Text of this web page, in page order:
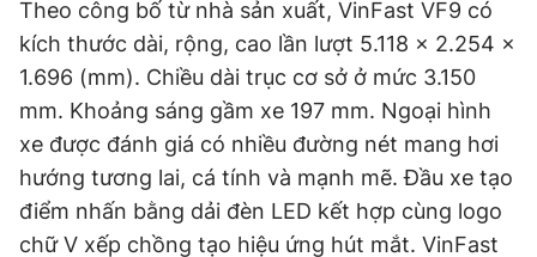
Theo công bố từ nhà sản xuất, VinFast VF9 có
kích thước dài, rộng, cao lần lượt 5.118 x 2.254 x
1.696 (mm). Chiều dài trục cơ sở ở mức 3.150
mm. Khoảng sáng gầm xe 197 mm. Ngoại hình
xe được đánh giá có nhiều đường nét mang hơi
hướng tương lai, cá tính và mạnh mẽ. Đầu xe tạo
điểm nhấn bằng dải đèn LED kết hợp cùng logo
chữ V xếp chồng tạo hiệu ứng hút mắt. VinFast